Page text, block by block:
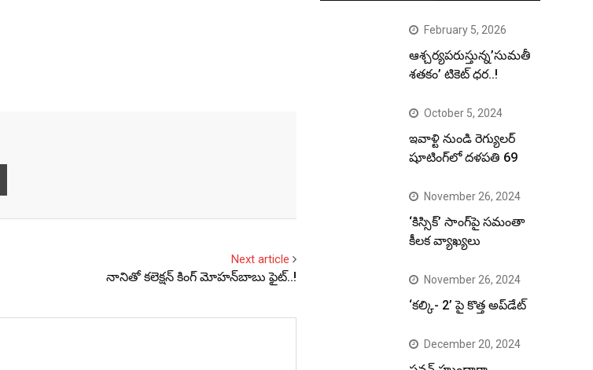
Next article
నానితో కలెక్షన్‌ కింగ్‌ మోహన్‌బాబు ఫైట్‌..!
February 5, 2026
ఆశ్చర్యపరుస్తున్న’సుమతీ
శతకం’ టికెట్ ధర..!
October 5, 2024
ఇవాళ్టి నుండి రెగ్యులర్
షూటింగ్‌లో దళపతి 69
November 26, 2024
‘కిస్సిక్’ సాంగ్‌పై సమంతా
కీలక వ్యాఖ్యలు
November 26, 2024
‘కల్కి- 2’ పై కొత్త అప్‌డేట్
December 20, 2024